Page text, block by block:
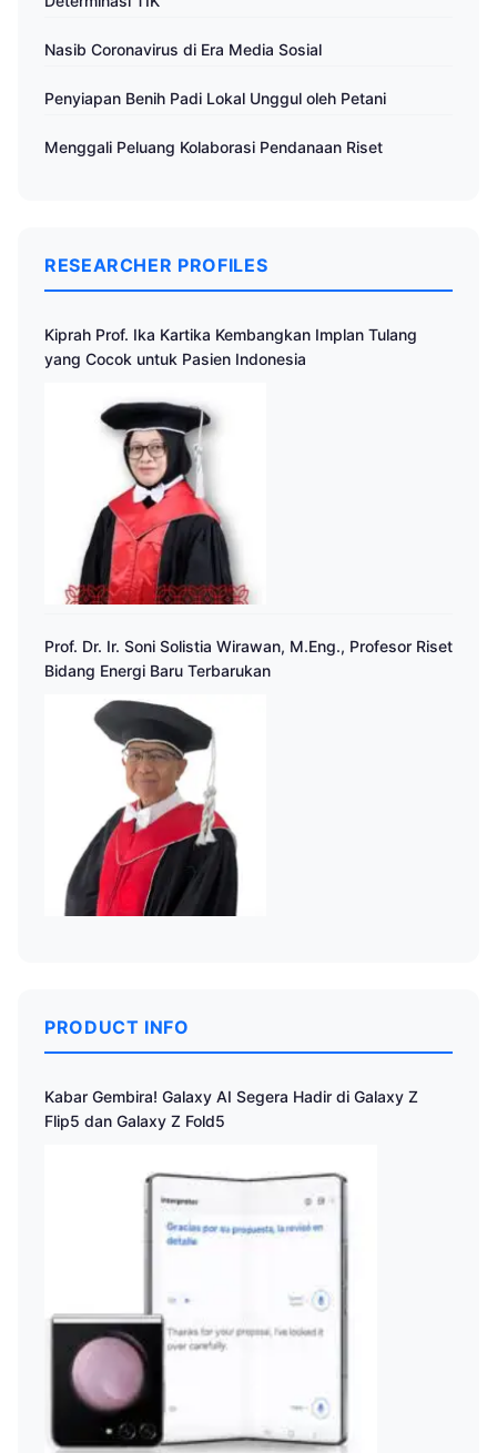
Nasib Coronavirus di Era Media Sosial
Penyiapan Benih Padi Lokal Unggul oleh Petani
Menggali Peluang Kolaborasi Pendanaan Riset
RESEARCHER PROFILES
Kiprah Prof. Ika Kartika Kembangkan Implan Tulang
yang Cocok untuk Pasien Indonesia
Prof. Dr. Ir. Soni Solistia Wirawan, M.Eng., Profesor Riset
Bidang Energi Baru Terbarukan
PRODUCT INFO
Kabar Gembira! Galaxy AI Segera Hadir di Galaxy Z
Flip5 dan Galaxy Z Fold5